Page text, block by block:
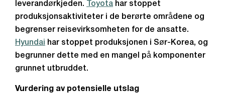
leverandørkjeden.
Toyota har stoppet
produksjonsaktiviteter i de berørte områdene og
begrenser reisevirksomheten for de ansatte.
Hyundai
har stoppet produksjonen i Sør-Korea, og
begrunner dette med en mangel på komponenter
grunnet utbruddet.
Vurdering av potensielle utslag